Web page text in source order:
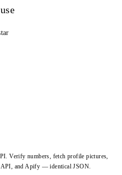
Verify numbers, fetch profile pictures,
and Apify — identical JSON.